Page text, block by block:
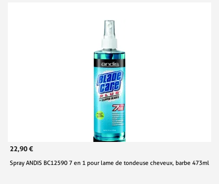
22,90 €
Spray ANDIS BC12590 7 en 1 pour lame de tondeuse cheveux, barbe 473ml